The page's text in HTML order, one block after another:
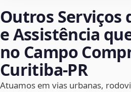
Outros Serviços
e Assistência
no Campo
Curitiba‑PR
Atuamos em vias urbanas,